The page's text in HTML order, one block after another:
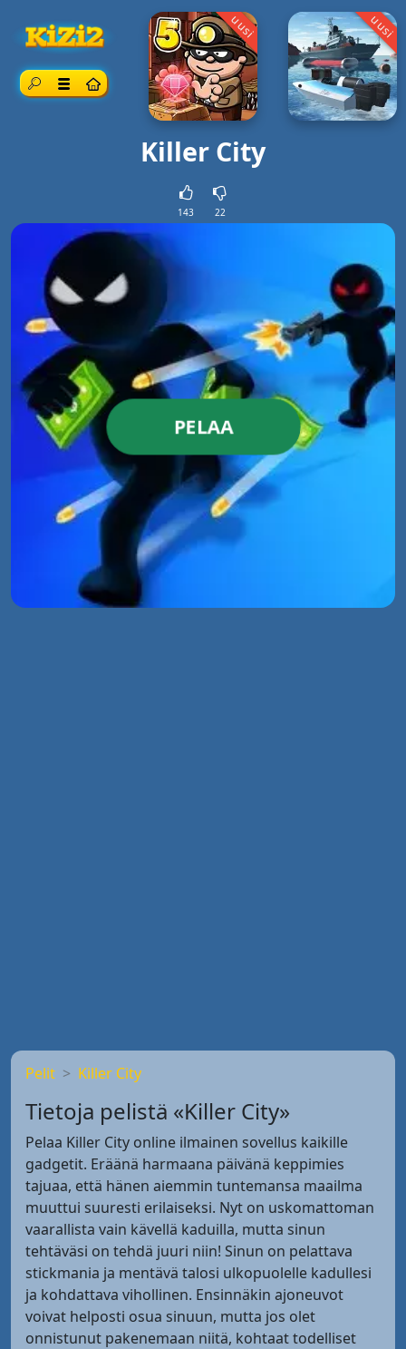
Etsi Valikko
uusi uusi
Killer City
143 22
PELAA
Pelit Killer City
Tietoja pelistä «Killer City»
Pelaa Killer City online ilmainen sovellus kaikille
gadgetit. Eräänä harmaana päivänä keppimies
tajuaa, että hänen aiemmin tuntemansa maailma
muuttui suuresti erilaiseksi. Nyt on uskomattoman
vaarallista vain kävellä kaduilla, mutta sinun
tehtäväsi on tehdä juuri niin! Sinun on pelattava
stickmania ja mentävä talosi ulkopuolelle kadullesi
ja kohdattava vihollinen. Ensinnäkin ajoneuvot
voivat helposti osua sinuun, mutta jos olet
onnistunut pakenemaan niitä, kohtaat todelliset